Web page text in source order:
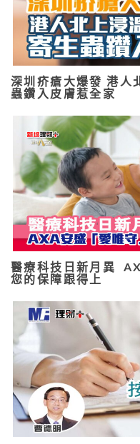
深圳疥瘡大爆發 港人
蟲鑽入皮膚惹全家
醫療科技日新月異
您的保障跟得上